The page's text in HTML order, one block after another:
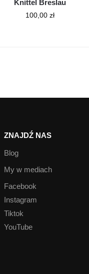
Knittel Breslau
100,00zł
ZNAJDŹ NAS
Blog
My w mediach
Facebook
Instagram
Tiktok
YouTube